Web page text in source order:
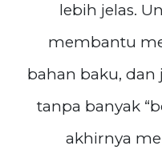
lebih jelas.
membantu
bahan baku, dan
tanpa banyak
akhirnya